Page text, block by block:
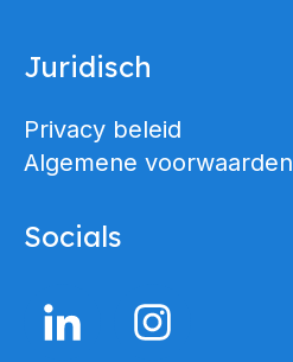
Juridisch
Privacy beleid
Algemene voorwaarden
Socials